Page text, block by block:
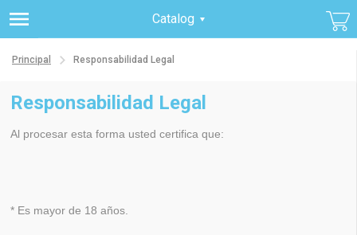
Catalog
Principal Responsabilidad Legal
Responsabilidad Legal
Al procesar esta forma usted certifica que:
* Es mayor de 18 años.